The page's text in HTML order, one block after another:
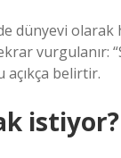
dünyevi
vurgulanır:
belirtir.
istiyor?